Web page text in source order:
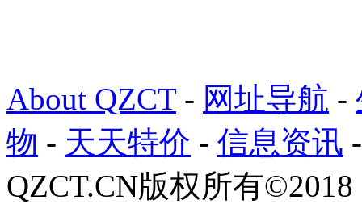
About QZCT- 网址导航 -
物 - 天天特价 - 信息资讯
QZCT.CN版权所有